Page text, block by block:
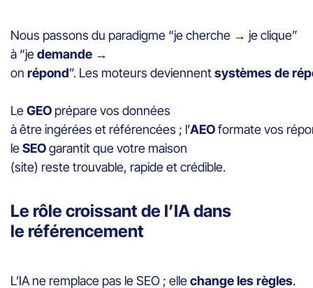
Nous passons du paradigme “je cherche → je clique”
à “jedemande →
on répond”. Les moteurs deviennentsystèmes de
LeGEO prépare vos données
à être ingérées et référencées ; l’AEOformate vos
leSEOgarantit que votre maison
(site) reste trouvable, rapide et crédible.
Le rôle croissant de l’IA dans
le référencement
L’IA ne remplace pas le SEO ; ellechange les règles.